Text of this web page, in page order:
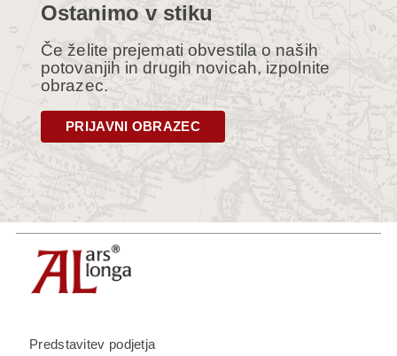
Ostanimo v stiku
Če želite prejemati obvestila o naših
potovanjih in drugih novicah, izpolnite
obrazec.
PRIJAVNI OBRAZEC
Predstavitev podjetja